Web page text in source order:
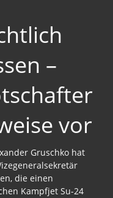
–
vor
Gruschko hat
die einen
Kampfjet Su-24